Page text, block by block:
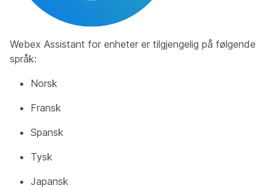
Webex Assistant for enheter er tilgjengelig på følgende
språk:
Norsk
Fransk
Spansk
Tysk
Japansk